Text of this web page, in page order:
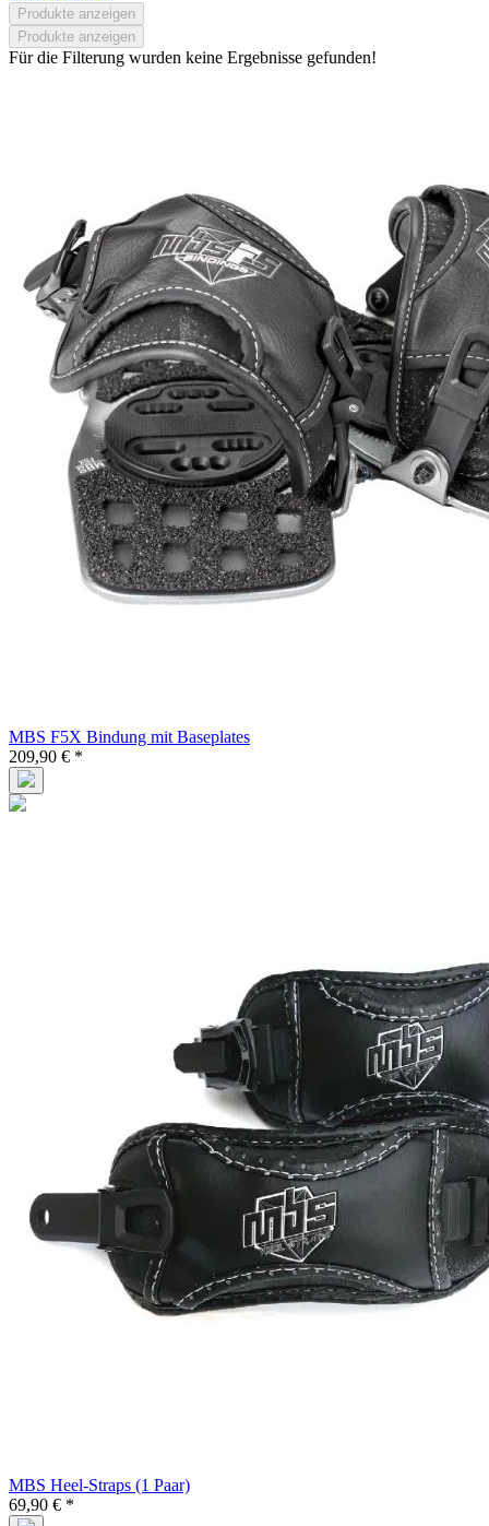
Produkte anzeigen
Produkte anzeigen
Für die Filterung wurden keine Ergebnisse gefunden!
MBS F5X Bindung mit Baseplates
209,90 € *
MBS Heel-Straps (1 Paar)
69,90 € *